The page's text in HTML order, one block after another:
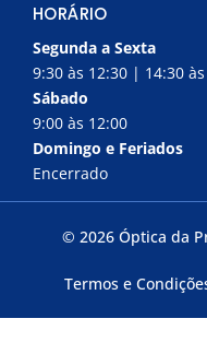
HORÁRIO
Segunda a Sexta
9:30 às 12:30 | 14:30
Sábado
9:00 às 12:00
Domingo e Feriados
Encerrado
© 2026 Óptica da
Termos e